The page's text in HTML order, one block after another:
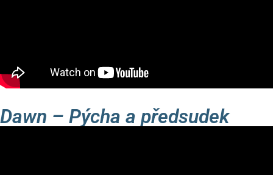
Dawn – Pýcha a předsudek